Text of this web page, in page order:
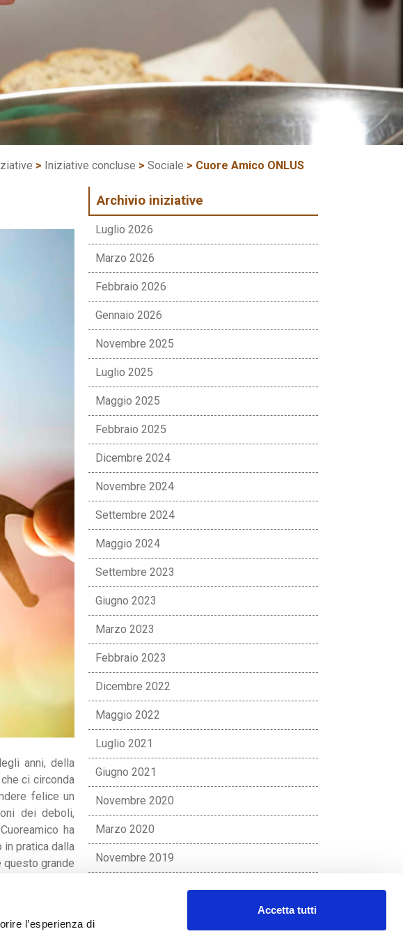
l’esperienza di
Accetta tutti
> Iniziative concluse > Sociale > Cuore Amico ONLUS
anni, della
ci circonda
felice un
dei deboli,
ha
pratica dalla
grande
Archivio iniziative
Luglio 2026
Marzo 2026
Febbraio 2026
Gennaio 2026
Novembre 2025
Luglio 2025
Maggio 2025
Febbraio 2025
Dicembre 2024
Novembre 2024
Settembre 2024
Maggio 2024
Settembre 2023
Giugno 2023
Marzo 2023
Febbraio 2023
Dicembre 2022
Maggio 2022
Luglio 2021
Giugno 2021
Novembre 2020
Marzo 2020
Novembre 2019